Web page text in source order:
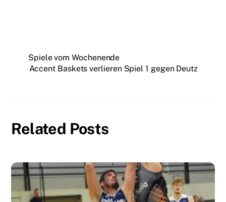
Spiele vom Wochenende
Accent Baskets verlieren Spiel 1 gegen Deutz
Related Posts